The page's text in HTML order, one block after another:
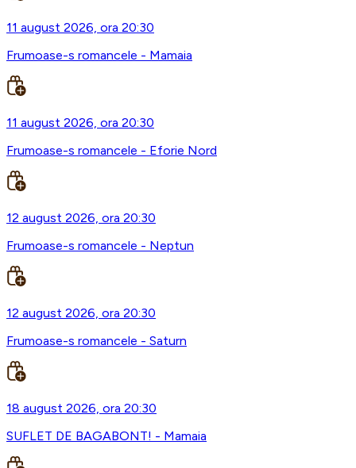
11 august 2026, ora 20:30
Frumoase-s romancele - Mamaia
11 august 2026, ora 20:30
Frumoase-s romancele - Eforie Nord
12 august 2026, ora 20:30
Frumoase-s romancele - Neptun
12 august 2026, ora 20:30
Frumoase-s romancele - Saturn
18 august 2026, ora 20:30
SUFLET DE BAGABONT! - Mamaia